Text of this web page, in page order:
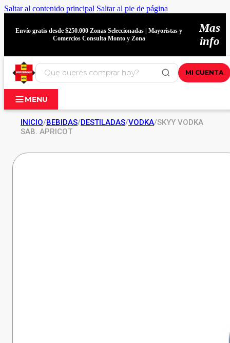
Saltar al contenido principal Saltar al pie de página
Envío gratis desde $250.000 Zonas Seleccionadas | Mayoristas y
Comercios Consulta Monto y Zona
Mas
info
MI CUENTA
MENU
INICIO/BEBIDAS/DESTILADAS/VODKA/SKYY VODKA
SAB. APRICOT